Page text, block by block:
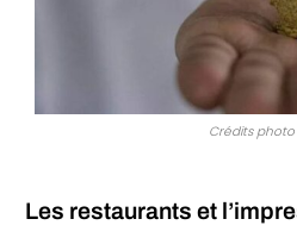
Crédits photo
Les restaurants et